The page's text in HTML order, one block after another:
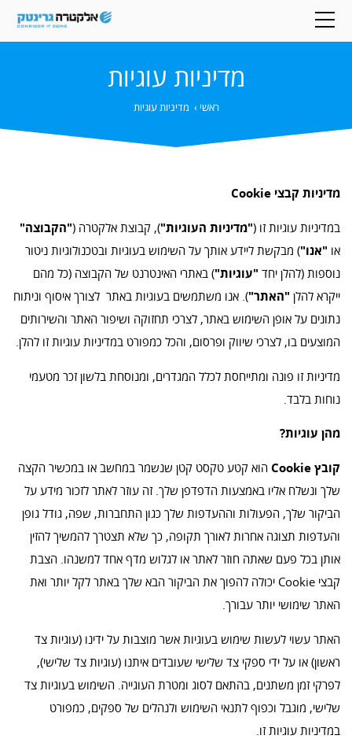
מדיניות עוגיות
ראשי › מדיניות עוגיות
מדיניות קבצי Cookie
במדיניות עוגיות זו ("מדיניות העוגיות"), קבוצת אלקטרה ("הקבוצה"
או "אנו") מבקשת ליידע אותך על השימוש בעוגיות ובטכנולוגיות ניטור
נוספות (להלן יחד "עוגיות") באתרי האינטרנט של הקבוצה (כל מהם
ייקרא להלן "האתר"). אנו משתמשים בעוגיות באתר לצורך איסוף וניתוח
נתונים על אופן השימוש באתר, לצרכי תחזוקה ושיפור האתר והשירותים
המוצעים בו, לצרכי שיווק ופרסום, והכל כמפורט במדיניות עוגיות זו להלן.
מדיניות זו פונה ומתייחסת לכלל המגדרים, ומנוסחת בלשון זכר מטעמי
נוחות בלבד.
מהן עוגיות?
קובץ Cookie
הוא קטע טקסט קטן שנשמר במחשב או במכשיר הקצה
שלך ונשלח אליו באמצעות הדפדפן שלך. זה עוזר לאתר לזכור מידע על
הביקור שלך, הפעולות וההעדפות שלך כגון התחברות, שפה, גודל גופן
והעדפות תצוגה אחרות לאורך תקופה, כך שלא תצטרך להמשיך להזין
אותן בכל פעם שאתה חוזר לאתר או לגלוש מדף אחד למשנהו. הצבת
קבצי Cookie יכולה להפוך את הביקור הבא שלך באתר לקל יותר ואת
האתר שימושי יותר עבורך.
האתר עשוי לעשות שימוש בעוגיות אשר מוצבות על ידינו (עוגיות צד
ראשון) או על ידי ספקי צד שלישי שעובדים איתנו (עוגיות צד שלישי),
לפרקי זמן משתנים, בהתאם לסוג ומטרת העוגייה. השימוש בעוגיות צד
שלישי, מוגבל וכפוף לתנאי השימוש ולנהלים של ספקים, כמפורט
במדיניות עוגיות זו.